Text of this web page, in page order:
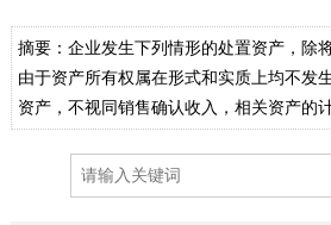
摘要：企业发生下列情形的处置资产，除
由于资产所有权属在形式和实质上均不发
资产，不视同销售确认收入，相关资产的